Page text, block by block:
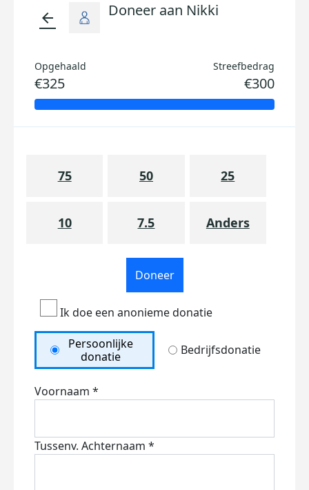
arrow_back Doneer aan Nikki
Opgehaald
€325
Streefbedrag
€300
75 50 25
10 7.5 Anders
Doneer
Ik doe een anonieme donatie
Persoonlijke
donatie
Bedrijfsdonatie
Voornaam *
Tussenv. Achternaam *